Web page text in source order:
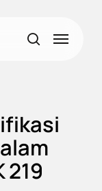
search
Menu
219